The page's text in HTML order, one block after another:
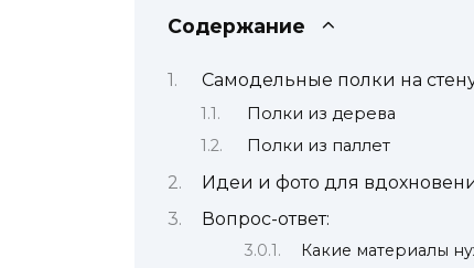
Содержание
Самодельные полки на
Полки из дерева
Полки из паллет
Идеи и фото для
Вопрос-ответ:
Какие материалы